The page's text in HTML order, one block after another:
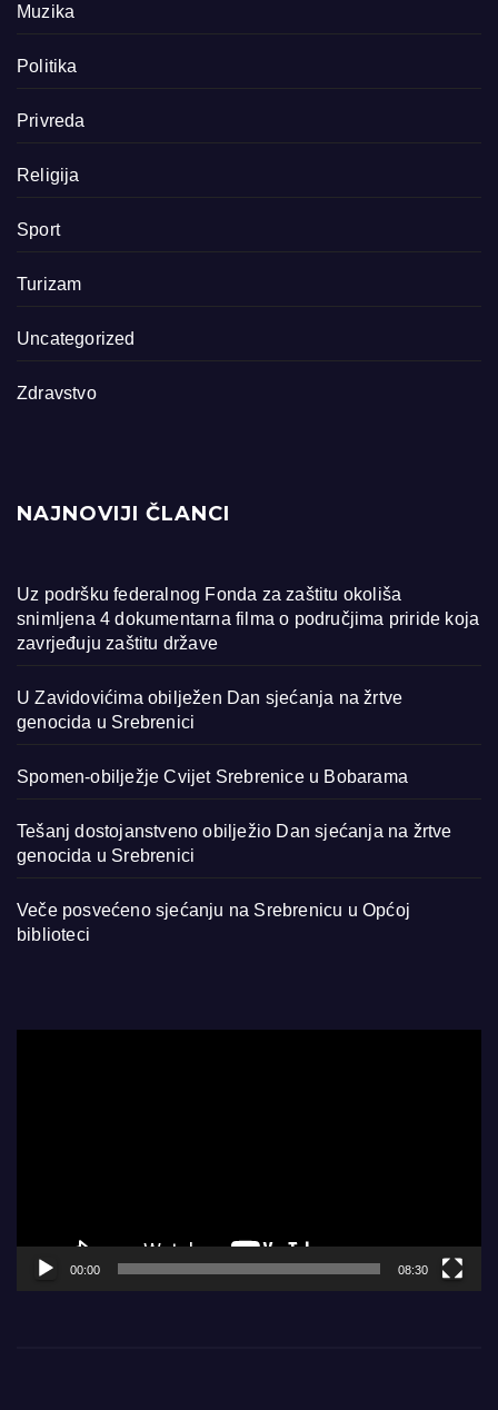
Muzika
Politika
Privreda
Religija
Sport
Turizam
Uncategorized
Zdravstvo
NAJNOVIJI ČLANCI
Uz podršku federalnog Fonda za zaštitu okoliša
snimljena 4 dokumentarna filma o područjima priride koja
zavrjeđuju zaštitu države
U Zavidovićima obilježen Dan sjećanja na žrtve
genocida u Srebrenici
Spomen-obilježje Cvijet Srebrenice u Bobarama
Tešanj dostojanstveno obilježio Dan sjećanja na žrtve
genocida u Srebrenici
Veče posvećeno sjećanju na Srebrenicu u Općoj
biblioteci
00:00 08:30